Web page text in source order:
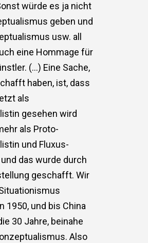
würde es ja nicht
geben und
usw. all
eine Hommage für
(…) Eine Sache,
haben, ist, dass
als
gesehen wird
als Proto-
und Fluxus-
das wurde durch
geschafft. Wir
1950, und bis China
30 Jahre, beinahe
Also